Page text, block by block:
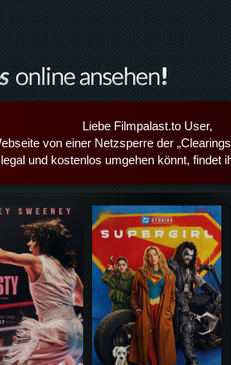
Liebe Filmpalast.to User,
von einer Netzsperre der
und kostenlos umgehen könnt, findet
Details,Play